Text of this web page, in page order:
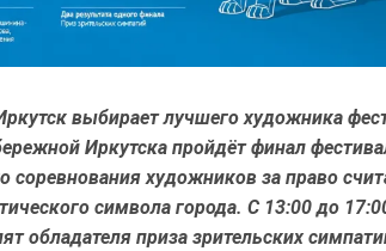
выбирает лучшего художника
Иркутска пройдёт финал
соревнования художников за право
символа города. С 13:00 до
обладателя приза зрительских